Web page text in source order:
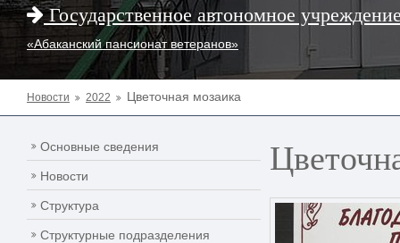
Государственное автономное
«Абаканский пансионат ветеранов»
Новости 2022 Цветочная мозаика
Основные сведения
Новости
Структура
Структурные подразделения